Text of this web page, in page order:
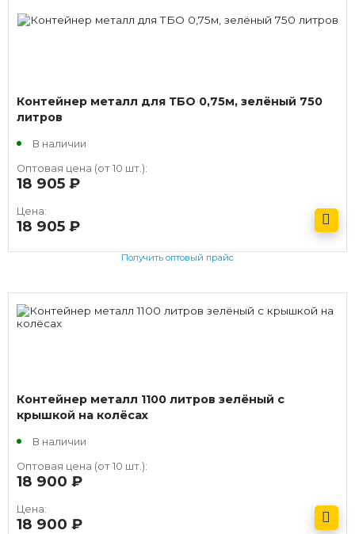
Контейнер металл для ТБО 0,75м, зелёный 750
литров
В наличии
Оптовая цена (от 10 шт.):
18 905
Цена:
18 905
Получить оптовый прайс
Контейнер металл 1100 литров зелёный с
крышкой на колёсах
В наличии
Оптовая цена (от 10 шт.):
18 900
Цена:
18 900